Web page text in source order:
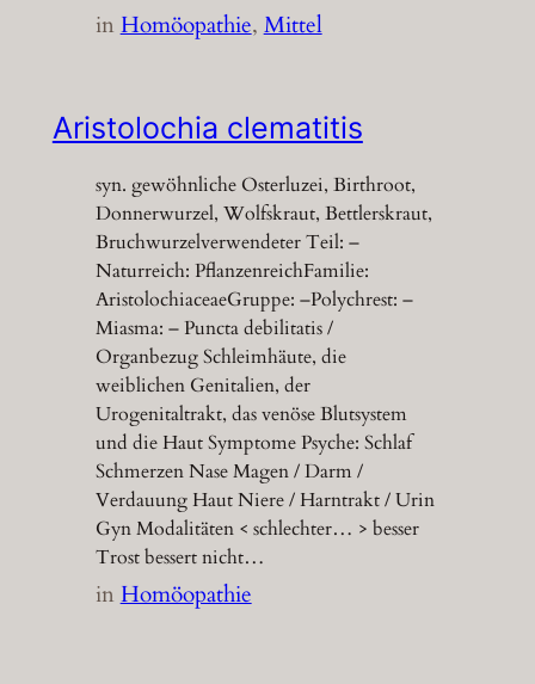
inHomöopathie, Mittel
Aristolochia clematitis
syn. gewöhnliche Osterluzei, Birthroot,
Donnerwurzel, Wolfskraut, Bettlerskraut,
Bruchwurzelverwendeter Teil: –
Naturreich: PflanzenreichFamilie:
AristolochiaceaeGruppe: –Polychrest: –
Miasma: – Puncta debilitatis /
Organbezug Schleimhäute, die
weiblichen Genitalien, der
Urogenitaltrakt, das venöse Blutsystem
und die Haut Symptome Psyche: Schlaf
Schmerzen Nase Magen / Darm /
Verdauung Haut Niere / Harntrakt / Urin
Gyn Modalitäten < schlechter… > besser
Trost bessert nicht…
inHomöopathie